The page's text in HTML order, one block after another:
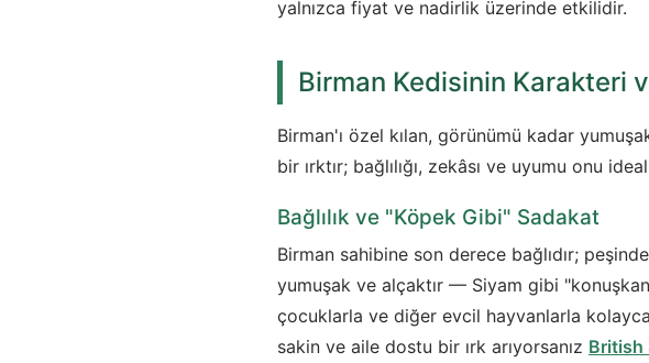
yalnızca fiyat ve nadirlik üzerinde etkilidir.
Birman Kedisinin Karakteri
Birman'ı özel kılan, görünümü kadar
bir ırktır; bağlılığı, zekâsı ve uyumu onu
Bağlılık ve "Köpek Gibi" Sadakat
Birman sahibine son derece bağlıdır;
yumuşak ve alçaktır — Siyam gibi
çocuklarla ve diğer evcil hayvanlarla
sakin ve aile dostu bir ırk arıyorsanız British